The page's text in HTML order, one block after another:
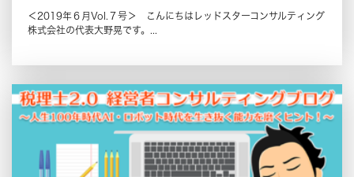
＜2019年６月Vol.７号＞ こんにちはレッドスターコンサルティング
株式会社の代表大野晃です。...